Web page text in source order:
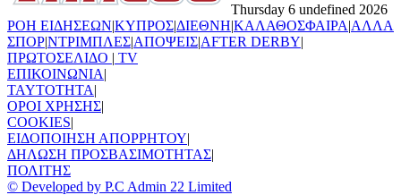
Thursday 6 undefined 2026
ΡΟΗ ΕΙΔΗΣΕΩΝ|ΚΥΠΡΟΣ|ΔΙΕΘΝΗ|ΚΑΛΑΘΟΣΦΑΙΡΑ|ΑΛΛΑ
ΣΠΟΡ|ΝΤΡΙΜΠΛΕΣ|ΑΠΟΨΕΙΣ|AFTER DERBY|
ΠΡΩΤΟΣΕΛΙΔΟ | TV
ΕΠΙΚΟΙΝΩΝΙΑ|
TAYTOTHTA|
ΟΡΟΙ ΧΡΗΣΗΣ|
COOKIES|
ΕΙΔΟΠΟΙΗΣΗ ΑΠΟΡΡΗΤΟΥ|
ΔΗΛΩΣΗ ΠΡΟΣΒΑΣΙΜΟΤΗΤΑΣ|
ΠΟΛΙΤΗΣ
© Developed by P.C Admin 22 Limited